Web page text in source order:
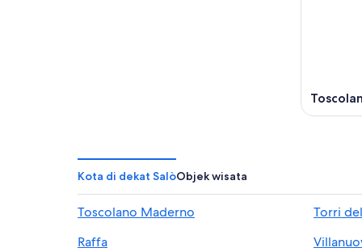
Kota di dekat SalòObjek wisata
Toscolano Maderno Torri
Raffa